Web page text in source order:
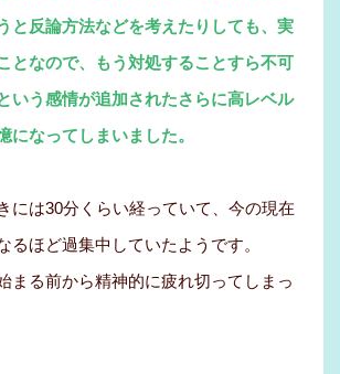
と反論方法などを考えたりしても、実
となので、もう対処することすら不可
いう感情が追加されたさらに高レベル
になってしまいました。
には30分くらい経っていて、今の現在
るほど過集中していたようです。
まる前から精神的に疲れ切ってしまっ